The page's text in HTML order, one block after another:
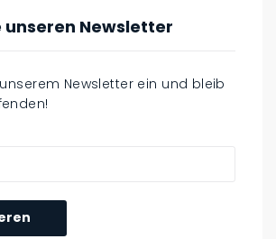
Newsletter
Newsletter ein und bleib